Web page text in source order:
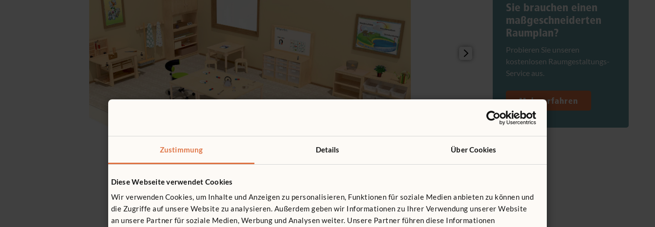
Zustimmung Details Über Cookies
Diese Webseite verwendet Cookies
Wir verwenden Cookies, um Inhalte und Anzeigen zu personalisieren, Funktionen für soziale Medien anbieten zu können und
die Zugriffe auf unsere Website zu analysieren. Außerdem geben wir Informationen zu Ihrer Verwendung unserer Website
an unsere Partner für soziale Medien, Werbung und Analysen weiter. Unsere Partner führen diese Informationen
Sie brauchen einen
maßgeschneiderten
Raumplan?
Probieren Sie unseren
kostenlosen Raumgestaltungs-
Service aus.
Mehr erfahren